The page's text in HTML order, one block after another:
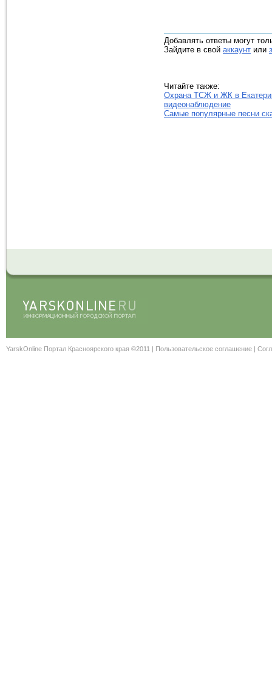
Добавлять ответы могут
Зайдите в свой аккаунт или
Читайте также:
Охрана ТСЖ и ЖК в
видеонаблюдение
Самые популярные песни
YarskOnline Портал Красноярского края ©2011 | Пользовательское соглашение |